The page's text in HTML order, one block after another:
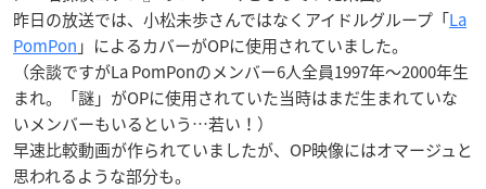
昨日の放送では、小松未歩さんではなくアイドルグループ「La
PomPon 」によるカバーがOPに使用されていました。
（余談ですがLa PomPonのメンバー6人全員1997年〜2000年生
まれ。「謎」がOPに使用されていた当時はまだ生まれていな
いメンバーもいるという…若い！）
早速比較動画が作られていましたが、OP映像にはオマージュと
思われるような部分も。